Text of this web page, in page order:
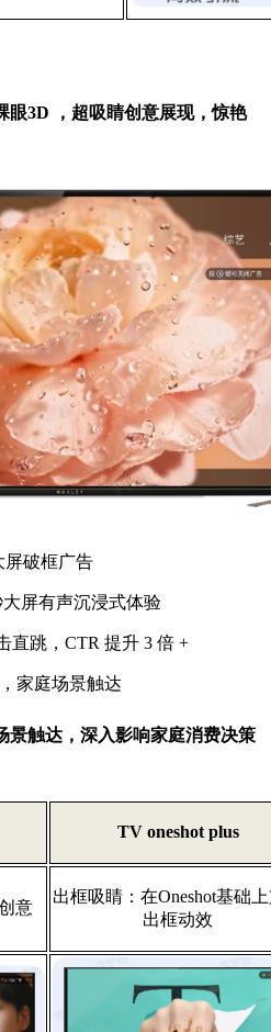
3D ，超吸睛创意展现，惊艳
屏破框广告
屏有声沉浸式体验
跳，CTR 提升 3 倍 +
家庭场景触达
景触达，深入影响家庭消费决策
TV oneshot plus
意
出框吸睛：在Oneshot基础
出框动效